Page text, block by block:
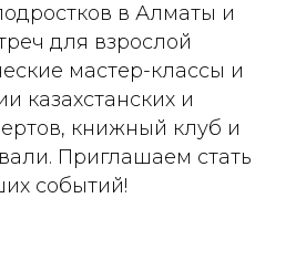
в Алматы и
для взрослой
мастер-классы и
казахстанских и
книжный клуб и
Приглашаем стать
событий!